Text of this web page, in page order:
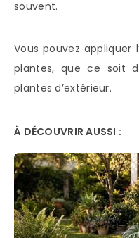
souvent.
Vous pouvez appliquer
plantes, que ce soit
plantes d’extérieur.
À DÉCOUVRIR AUSSI :